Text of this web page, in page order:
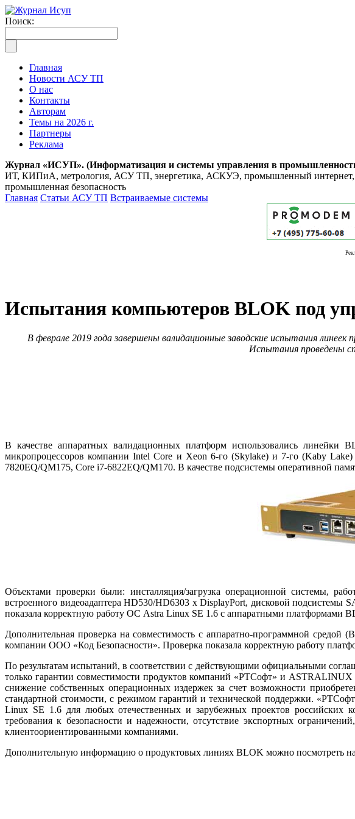
Поиск:
Главная
Новости АСУ ТП
О нас
Контакты
Авторам
Темы на 2026 г.
Партнеры
Реклама
Журнал «ИСУП». (Информатизация и системы управления в
ИТ, КИПиА, метрология, АСУ ТП, энергетика, АСКУЭ, промышленный интернет,
промышленная безопасность
Главная Статьи АСУ ТП Встраиваемые системы
Испытания компьютеров BLOK под
В феврале 2019 года завершены валидационные заводские испытания
Испытания проведены
В качестве аппаратных валидационных платформ использовались линейки
микропроцессоров компании Intel Core и Xeon 6‑го (Skylake) и 7‑го (Kaby
7820EQ/QM175, Core i7-6822EQ/QM170. В качестве подсистемы оперативной
Объектами проверки были: инсталляция/загрузка операционной системы,
встроенного видеоадаптера HD530/HD6303 x DisplayPort, дисковой подсистемы
показала корректную работу ОС Astra Linux SE 1.6 с аппаратными платформами
Дополнительная проверка на совместимость с аппаратно-программной
компании ООО «Код Безопасности». Проверка показала корректную работу
По результатам испытаний, в соответствии с действующими официальными
только гарантии совместимости продуктов компаний «РТСофт» и
снижение собственных операционных издержек за счет возможности
стандартной стоимости, с режимом гарантий и технической поддержки.
Linux SE 1.6 для любых отечественных и зарубежных проектов российских
требования к безопасности и надежности, отсутствие экспортных
клиентоориентированными компаниями.
Дополнительную информацию о продуктовых линиях BLOK можно посмотреть на